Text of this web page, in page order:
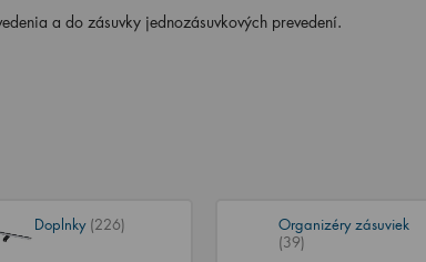
a do zásuvky jednozásuvkových prevedení.
Doplnky (226)
Organizéry zásuviek
(39)